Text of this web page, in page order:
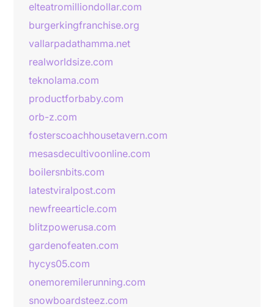
elteatromilliondollar.com
burgerkingfranchise.org
vallarpadathamma.net
realworldsize.com
teknolama.com
productforbaby.com
orb-z.com
fosterscoachhousetavern.com
mesasdecultivoonline.com
boilersnbits.com
latestviralpost.com
newfreearticle.com
blitzpowerusa.com
gardenofeaten.com
hycys05.com
onemoremilerunning.com
snowboardsteez.com